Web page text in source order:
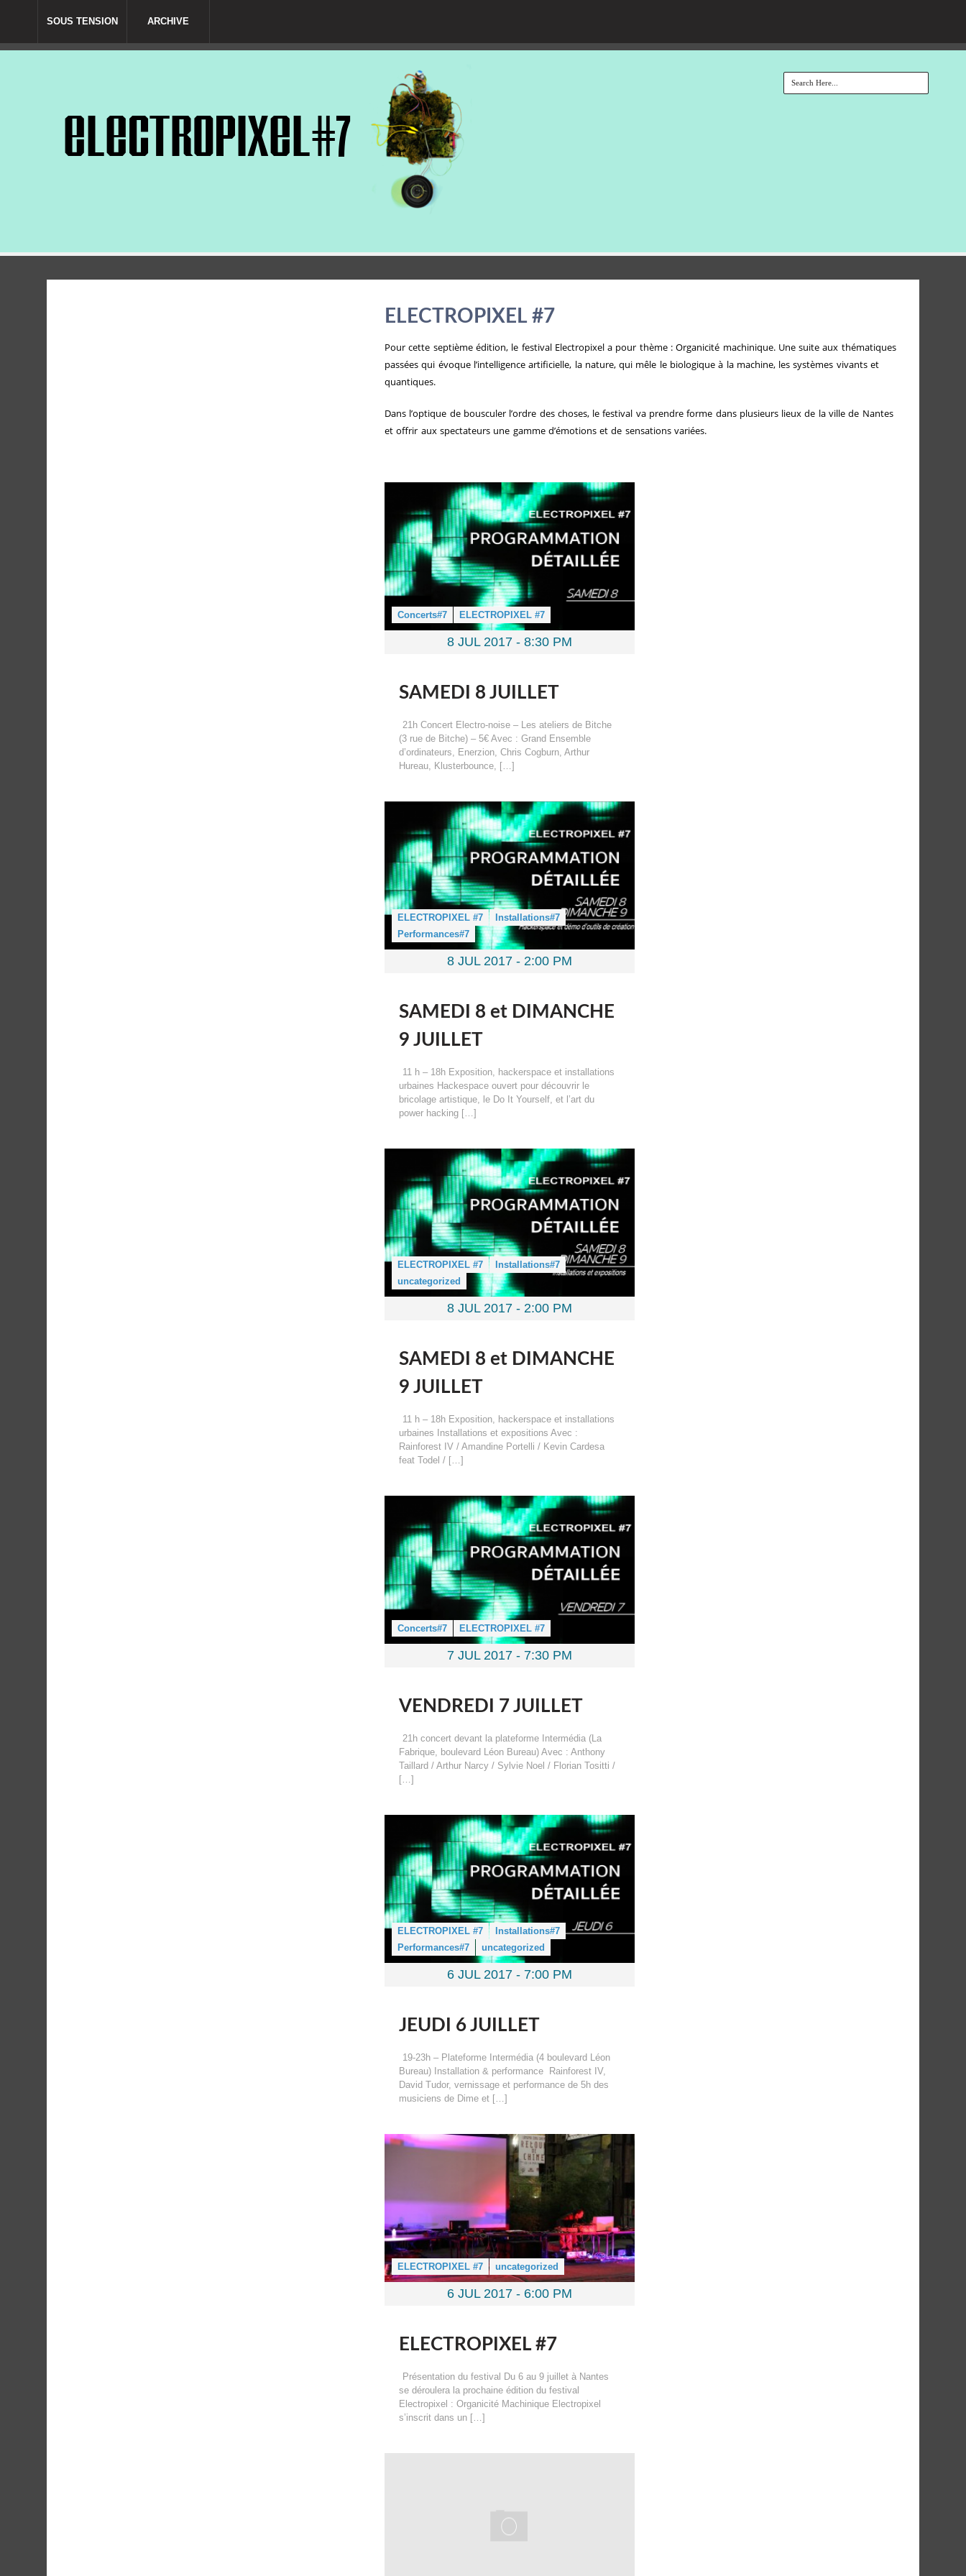
SOUS TENSION ARCHIVE
ELECTROPIXEL #7
Pour cette septième édition, le festival Electropixel a pour thème : Organicité machinique. Une suite aux thématiques
passées qui évoque l’intelligence artificielle, la nature, qui mêle le biologique à la machine, les systèmes vivants et
quantiques.
Dans l’optique de bousculer l’ordre des choses, le festival va prendre forme dans plusieurs lieux de la ville de Nantes
et offrir aux spectateurs une gamme d’émotions et de sensations variées.
Concerts#7 ELECTROPIXEL #7
8 JUL 2017 -8:30 PM
SAMEDI 8 JUILLET
21h Concert Electro-noise – Les ateliers de Bitche
(3 rue de Bitche) – 5€ Avec : Grand Ensemble
d’ordinateurs, Enerzion, Chris Cogburn, Arthur
Hureau, Klusterbounce, […]
ELECTROPIXEL #7
Installations#7
Performances#7
8 JUL 2017 - 2:00 PM
SAMEDI 8 et DIMANCHE
9 JUILLET
11 h – 18h Exposition, hackerspace et installations
urbaines Hackespace ouvert pour découvrir le
bricolage artistique, le Do It Yourself, et l’art du
power hacking […]
ELECTROPIXEL #7
Installations#7
uncategorized
8 JUL 2017 - 2:00 PM
SAMEDI 8 et DIMANCHE
9 JUILLET
11 h – 18h Exposition, hackerspace et installations
urbaines Installations et expositions Avec :
Rainforest IV / Amandine Portelli / Kevin Cardesa
feat Todel / […]
Concerts#7 ELECTROPIXEL #7
7 JUL 2017 - 7:30 PM
VENDREDI 7 JUILLET
21h concert devant la plateforme Intermédia (La
Fabrique, boulevard Léon Bureau) Avec : Anthony
Taillard / Arthur Narcy / Sylvie Noel / Florian Tositti /
[…]
ELECTROPIXEL #7
Installations#7
Performances#7
uncategorized
6 JUL 2017 - 7:00 PM
JEUDI 6 JUILLET
19-23h – Plateforme Intermédia (4 boulevard Léon
Bureau) Installation & performance Rainforest IV,
David Tudor, vernissage et performance de 5h des
musiciens de Dime et […]
ELECTROPIXEL #7 uncategorized
6 JUL 2017 - 6:00 PM
ELECTROPIXEL #7
Présentation du festival Du 6 au 9 juillet à Nantes
se déroulera la prochaine édition du festival
Electropixel : Organicité Machinique Electropixel
s’inscrit dans un […]